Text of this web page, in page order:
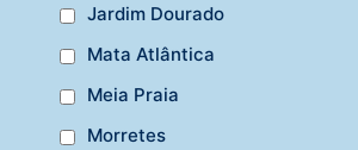
Jardim Dourado
Mata Atlântica
Meia Praia
Morretes